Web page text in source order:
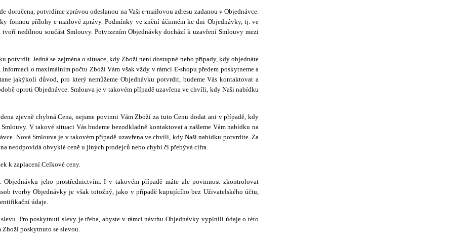
doručena, potvrdíme zprávou odeslanou na Vaši e-mailovou adresu zadanou v Objednávce.
formou přílohy e-mailové zprávy. Podmínky ve znění účinném ke dni Objednávky, tj. ve
nedílnou součást Smlouvy. Potvrzením Objednávky dochází k uzavření Smlouvy mezi
potvrdit. Jedná se zejména o situace, kdyZboží není dostupné nebo případy, kdy objednáte
o maximálním počtu Zboží Vám však vždy v rámci E-shopu předem poskytneme a
jakýkoli důvod, pro který nemůžeme Objednávku potvrdit, budeme Vás kontaktovat a
oproti Objednávce. Smlouva je v takovém případě uzavřena ve chvíli, kdy Naši nabídku
zjevně chybná Cena, nejsme povinni Vám Zboží za tuto Cenu dodat ani v případě, kdy
V takové situaci Vás budeme bezodkladně kontaktovat a zašleme Vám nabídku na
Nová Smlouva je v takovém případě uzavřena ve chvíli, kdy Naši nabídku potvrdíte. Za
neodpovídá obvyklé ceně u jiných prodejců nebo chybí či přebývá cifra.
k zaplacení Celkové ceny.
jeho prostřednictvím. I v takovém případě máte ale povinnost zkontrolovat
tvorby Objednávky je však totožný, jako v případě kupujícího bez Uživatelského účtu,
údaje.
Pro poskytnutí slevy je třeba, abyste v rámci návrhu Objednávky vyplnili údaje o této
Zboží poskytnuto se slevou.